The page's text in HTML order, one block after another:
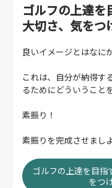
ゴルフの上達を
大切さ、気を
良いイメージとはなに
これは、自分が納得す
るためにどういうこと
素振り！
素振りを完成させまし
ゴルフの上達を目指
をつ